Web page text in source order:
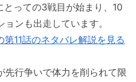
とっての3戦目が始まり、10
ンも出走しています。
11話のネタバレ解説を見る
先行争いで体力を削られて限